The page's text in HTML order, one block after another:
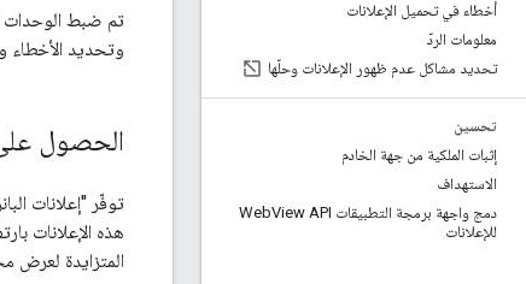
أخطاء في تحميل الإعلانات
معلومات الردّ
تحديد مشاكل عدم ظهور الإعلانات وحلّها
تحسين
إثبات الملكية من جهة الخادم
الاستهداف
دمج واجهة برمجة التطبيقات Web View API
للإعلانات
تم ضبط الوحدات
وتحديد الأخطاء
الحصول
توفّر "إعلانات
المتزايدة لعرض